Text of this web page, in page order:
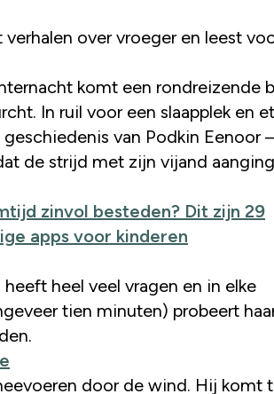
over vroeger en leest
komt een rondreizende
In ruil voor een slaapplek en
van Podkin Eenoor
de strijd met zijn vijand
zinvol besteden? Dit zijn 29
apps voor kinderen
heel veel vragen en in elke
tien minuten) probeert
door de wind. Hij komt